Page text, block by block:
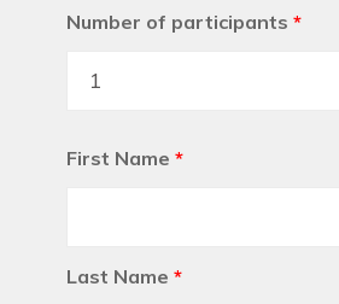
Number of participants *
First Name *
Last Name *